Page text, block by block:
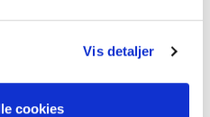
Vis detaljer
cookies